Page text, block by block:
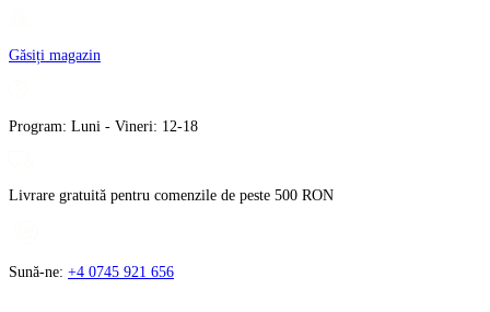
conținut
Găsiți magazin
Program: Luni - Vineri: 12-18
Livrare gratuită pentru comenzile de peste 500 RON
Sună-ne: +4 0745 921 656